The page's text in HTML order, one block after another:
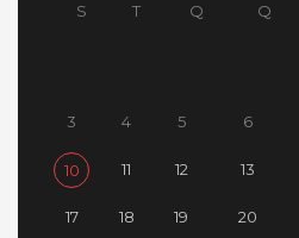
S T Q Q
3 4 5 6
10 11 12 13
17 18 19 20